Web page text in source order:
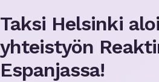
Taksi Helsinki
yhteistyön
Espanjassa!